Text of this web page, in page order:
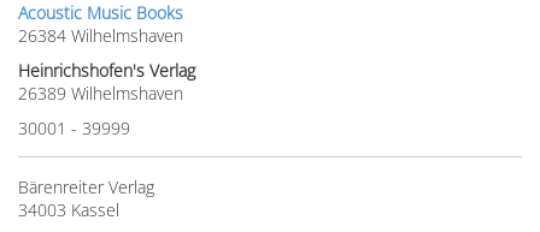
Acoustic Music Books
26384 Wilhelmshaven
Heinrichshofen's Verlag
26389 Wilhelmshaven
30001 - 39999
Bärenreiter Verlag
34003 Kassel